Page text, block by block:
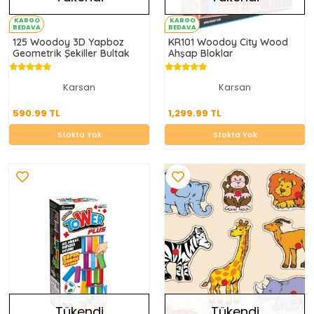
KARGO
BEDAVA
125 Woodoy 3D Yapboz
Geometrik Şekiller Bultak
Karsan
590.99 TL
590.99 TL
Stokta Yok
KARGO
BEDAVA
KR101 Woodoy City Wood
Ahşap Bloklar
Karsan
1,299.99 TL
1,299.99 TL
Stokta Yok
Stokta Yok